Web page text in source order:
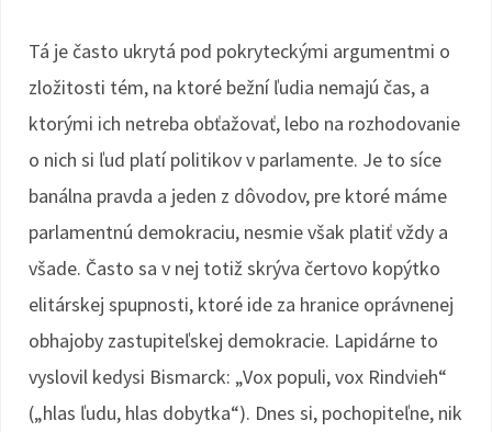
Tá je často ukrytá pod pokryteckými argumentmi o
zložitosti tém, na ktoré bežní ľudia nemajú čas, a
ktorými ich netreba obťažovať, lebo na rozhodovanie
o nich si ľud platí politikov v parlamente. Je to síce
banálna pravda a jeden z dôvodov, pre ktoré máme
parlamentnú demokraciu, nesmie však platiť vždy a
všade. Často sa v nej totiž skrýva čertovo kopýtko
elitárskej spupnosti, ktoré ide za hranice oprávnenej
obhajoby zastupiteľskej demokracie. Lapidárne to
vyslovil kedysi Bismarck: „Vox populi, vox Rindvieh“
(„hlas ľudu, hlas dobytka“). Dnes si, pochopiteľne, nik